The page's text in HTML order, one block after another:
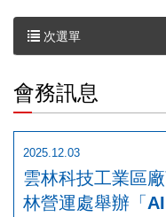
次選單
會務訊息
2025.12.03
雲林科技工業區
林營運處舉辦「